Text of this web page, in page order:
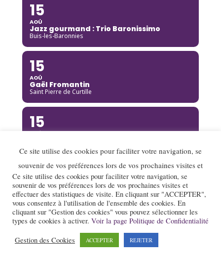
15
AOÛ
Jazz gourmand : Trio Baronissimo
Buis-les-Baronnies
15
AOÛ
Gaël Fromantin
Saint Pierre de Curtille
15
AOÛ
Brou
15
AOÛ
Kinga Glyk
Buis-les-Baronnies
16
AOÛ
Ce site utilise des cookies pour faciliter votre navigation, se
souvenir de vos préférences lors de vos prochaines visites et
Ce site utilise des cookies pour faciliter votre navigation, se
souvenir de vos préférences lors de vos prochaines visites et
effectuer des statistiques de visite. En cliquant sur "ACCEPTER",
vous consentez à l'utilisation de l'ensemble des cookies. En
cliquant sur "Gestion des cookies" vous pouvez sélectionner les
types de cookies à activer. Voir la page Politique de Confidentialité
Gestion des Cookies ACCEPTER REJETER